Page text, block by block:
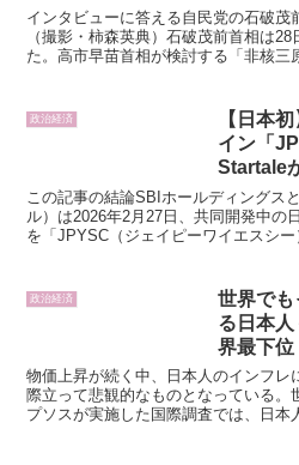
にも苦言
インタビューに答える自民党の石破茂
（撮影・柿森英典）石破茂前首相は
た。高市早苗首相が検討する「非核三
政治経済
【日本
イン「
Startale
この記事の結論SBIホールディングス
ル）は2026年2月27日、共同開発中の
を「JPYSC（ジェイピーワイエスシー
政治経済
世界で
る日本
界最下位
物価上昇が続く中、日本人のインフレ
際立って悲観的なものとなっている。
プソスが実施した国際調査では、日本